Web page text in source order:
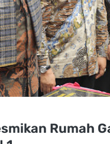
Rumah